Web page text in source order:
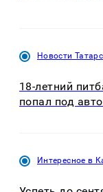
Новости
18-летний
попал под
Интересное в